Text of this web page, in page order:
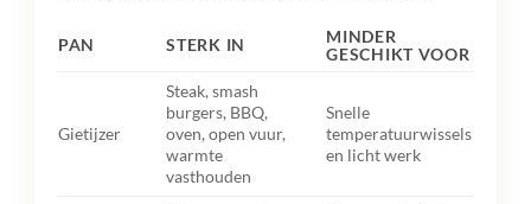
PAN STERK IN
MINDER
GESCHIKT VOOR
Gietijzer
Steak, smash
burgers, BBQ,
oven, open vuur,
warmte
vasthouden
Snelle
temperatuurwissels
en licht werk